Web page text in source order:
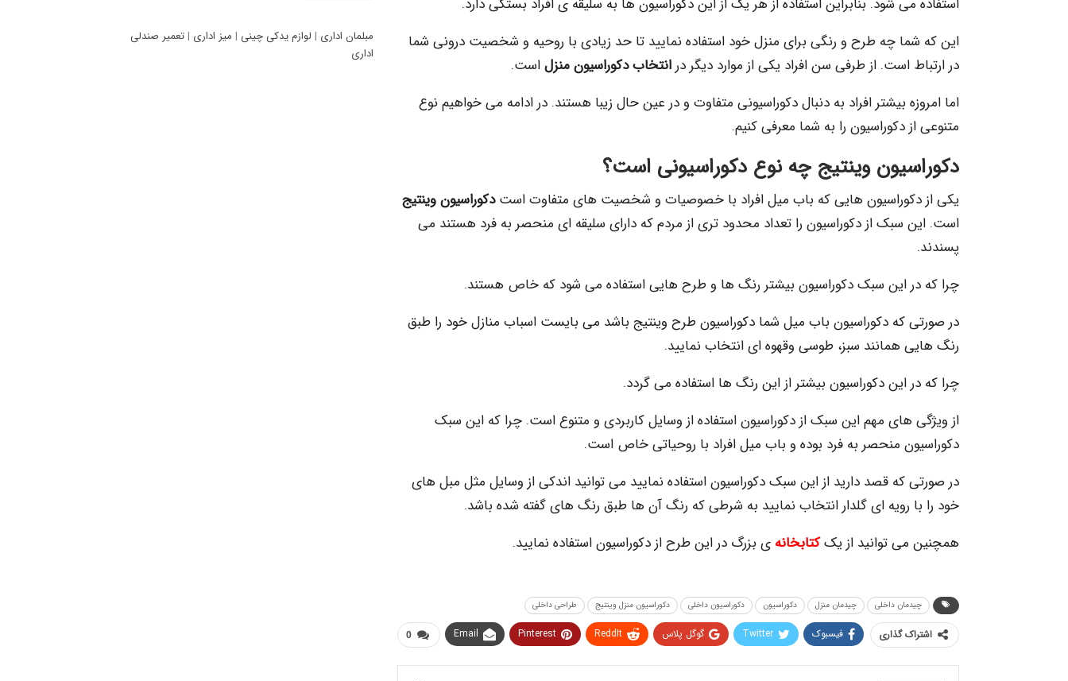
استفاده می شود. بنابراین استفاده از هر یک از این دکوراسیون ها به سلیقه ی افراد بستگی دارد.
این که شما چه طرح و رنگی برای منزل خود استفاده نمایید تا حد زیادی با روحیه و شخصیت درونی شما
در ارتباط است. از طرفی سن افراد یکی از موارد دیگر درانتخاب دکوراسیون منزلاست.
اما امروزه بیشتر افراد به دنبال دکوراسیونی متفاوت و در عین حال زیبا هستند. در ادامه می خواهیم نوع
متنوعی از دکوراسیون را به شما معرفی کنیم.
دکوراسیون وینتیج چه نوع دکوراسیونی است؟
یکی از دکوراسیون هایی که باب میل افراد با خصوصیات و شخصیت های متفاوت استدکوراسیون وینتیج
است. این سبک از دکوراسیون را تعداد محدود تری از مردم که دارای سلیقه ای منحصر به فرد هستند می
پسندند.
چرا که در این سبک دکوراسیون بیشتر رنگ ها و طرح هایی استفاده می شود که خاص هستند.
در صورتی که دکوراسیون باب میل شما دکوراسیون طرح وینتیج باشد می بایست اسباب منازل خود را طبق
رنگ هایی همانند سبز، طوسی وقهوه ای انتخاب نمایید.
چرا که در این دکوراسیون بیشتر از این رنگ ها استفاده می گردد.
از ویژگی های مهم این سبک از دکوراسیون استفاده از وسایل کاربردی و متنوع است. چرا که این سبک
دکوراسیون منحصر به فرد بوده و باب میل افراد با روحیاتی خاص است.
در صورتی که قصد دارید از این سبک دکوراسیون استفاده نمایید می توانید اندکی از وسایل مثل مبل های
خود را با رویه ای گلدار انتخاب نمایید به شرطی که رنگ آن ها طبق رنگ های گفته شده باشد.
همچنین می توانید از یککتابخانه ی بزرگ در این طرح از دکوراسیون استفاده نمایید.
چیدمان داخلی چیدمان منزل دکوراسیون دکوراسیون داخلی دکوراسیون منزل وینتیج طراحی داخلی
0 اشتراک گذاری فیسبوک Twitter گوگل پلاس ReddIt
Pinterest
Email
مبلمان اداری | لوازم یدکی چینی | میز اداری | تعمیر صندلی
اداری